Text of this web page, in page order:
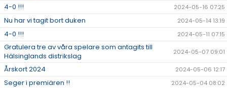
4-0 !!! 2024-05-16 07:25
Nu har vi tagit bort duken 2024-05-14 13:19
4-0 !!! 2024-05-11 07:15
Gratulera tre av våra spelare som antagits till
Hälsinglands distrikslag
2024-05-07 09:01
Årskort 2024 2024-05-06 12:17
Seger i premiären !! 2024-05-04 08:02